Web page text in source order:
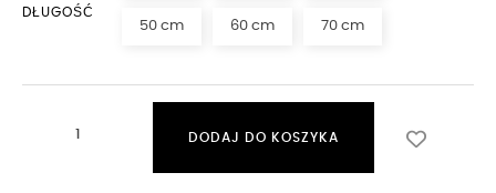
DŁUGOŚĆ
50 cm 60 cm 70 cm
DODAJ DO KOSZYKA